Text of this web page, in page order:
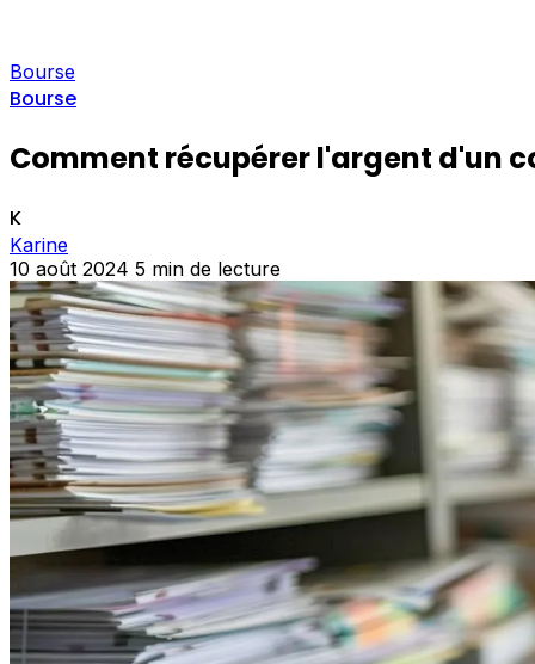
Bourse
Bourse
Comment récupérer l'argent d'un
K
Karine
10 août 2024 5 min de lecture